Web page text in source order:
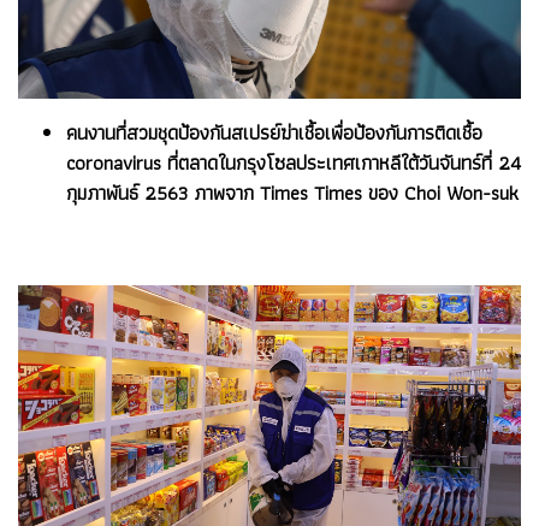
คนงานที่สวมชุดป้องกันสเปรย์ฆ่าเชื้อเพื่อป้องกันการติดเชื้อ
coronavirus ที่ตลาดในกรุงโซลประเทศเกาหลีใต้วันจันทร์ที่ 24
กุมภาพันธ์ 2563 ภาพจาก Times Times ของ Choi Won-suk